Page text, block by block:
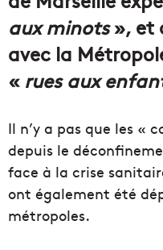
aux minots», et
avec la
« rues aux
Il n’y a pas que les «
depuis le
face à la crise
ont également été
métropoles.